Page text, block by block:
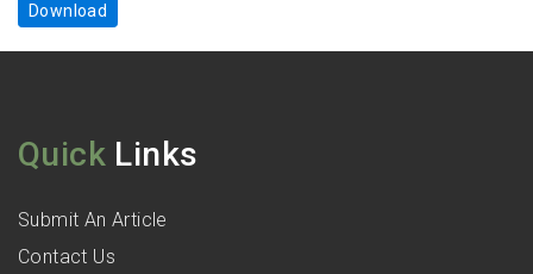
Download
Quick Links
Submit An Article
Contact Us